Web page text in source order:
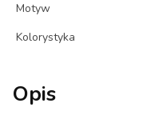
Motyw
Kolorystyka
Opis